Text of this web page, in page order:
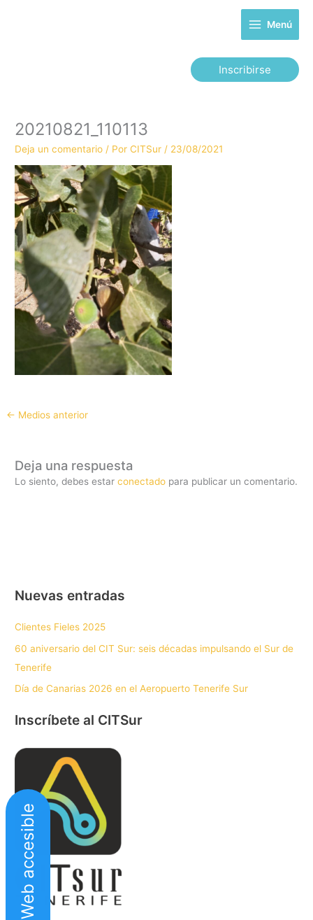
Menú
Inscribirse
20210821_110113
Deja un comentario / PorCITSur / 23/08/2021
← Medios anterior
Deja una respuesta
Lo siento, debes estarconectado para publicar un comentario.
Nuevas entradas
Clientes Fieles 2025
60 aniversario del CIT Sur: seis décadas impulsando el Sur de
Tenerife
Día de Canarias 2026 en el Aeropuerto Tenerife Sur
Inscríbete al CITSur
Web accesible